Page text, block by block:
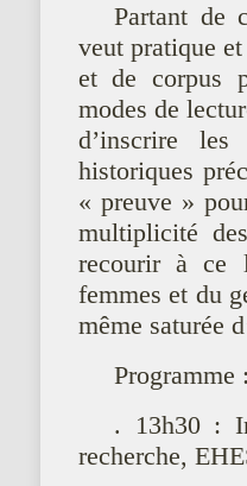
Partant de
veut pratique
et de corpus
modes de
d’inscrire
historiques
« preuve »
multiplicité
recourir à ce
femmes et du
même saturée
Programme
. 13h30 :
recherche,